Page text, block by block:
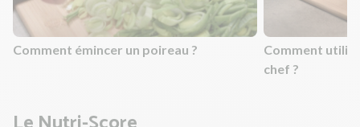
Comment émincer un poireau ?
Comment
chef ?